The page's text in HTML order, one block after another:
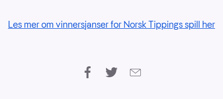
Les mer om vinnersjanser for Norsk Tippings spill her